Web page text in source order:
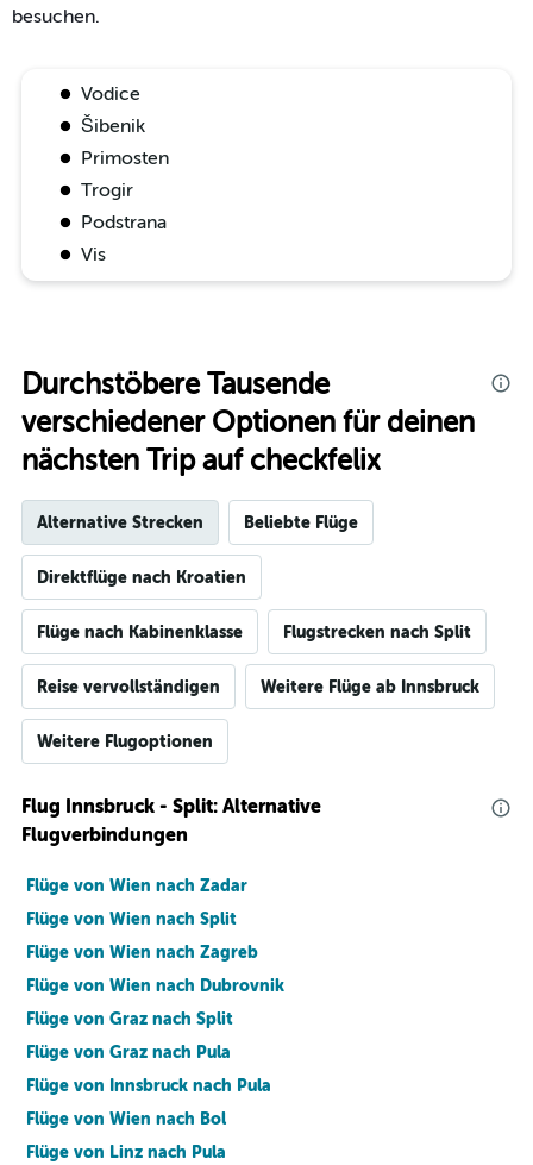
besuchen.
Vodice
Šibenik
Primosten
Trogir
Podstrana
Vis
Durchstöbere Tausende
verschiedener Optionen für deinen
nächsten Trip auf checkfelix
Alternative Strecken Beliebte Flüge
Direktflüge nach Kroatien
Flüge nach Kabinenklasse Flugstrecken nach Split
Reise vervollständigen Weitere Flüge ab Innsbruck
Weitere Flugoptionen
Flug Innsbruck - Split: Alternative
Flugverbindungen
Flüge von Wien nach Zadar
Flüge von Wien nach Split
Flüge von Wien nach Zagreb
Flüge von Wien nach Dubrovnik
Flüge von Graz nach Split
Flüge von Graz nach Pula
Flüge von Innsbruck nach Pula
Flüge von Wien nach Bol
Flüge von Linz nach Pula